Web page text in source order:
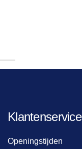
Klantenservice
Openingstijden